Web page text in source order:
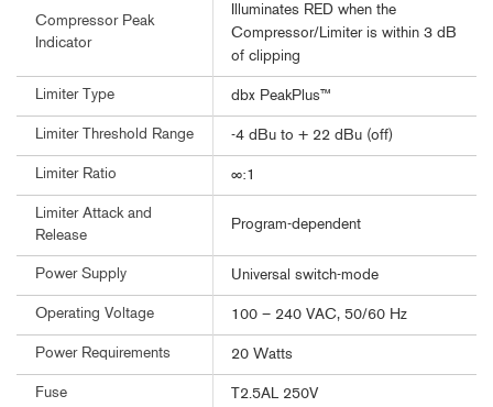
Compressor Peak
Indicator
Illuminates RED when the
Compressor/Limiter is within 3 dB
of clipping
Limiter Type dbx PeakPlus™
Limiter Threshold Range -4 dBu to + 22 dBu (off)
Limiter Ratio ∞:1
Limiter Attack and
Release
Program-dependent
Power Supply Universal switch-mode
Operating Voltage 100 – 240 VAC, 50/60 Hz
Power Requirements 20 Watts
Fuse T2.5AL 250V